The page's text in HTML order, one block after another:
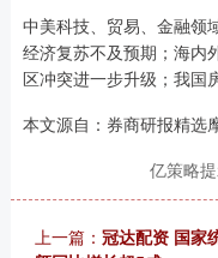
中美科技、贸易、金融领
经济复苏不及预期；海内
区冲突进一步升级；我国
本文源自：券商研报精选
亿策略
上一篇： 冠达配资 国家